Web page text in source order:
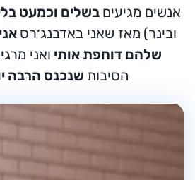
אנשים מגיעים בשלים וכמעט
ובינר) מאז שאני באדבנג׳רס
שלהם דוחפת אותי ואני
הסיבות שנכנס הרבה